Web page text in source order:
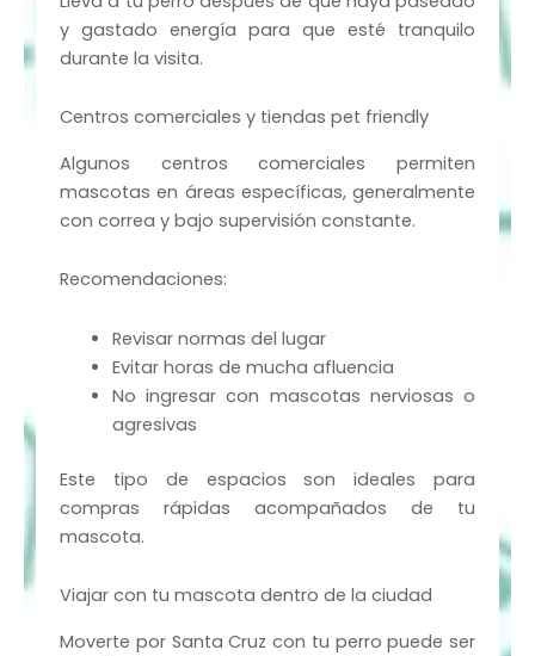
y gastado energía para que esté tranquilo
durante la visita.
Centros comerciales y tiendas pet friendly
Algunos centros comerciales permiten
mascotas en áreas específicas, generalmente
con correa y bajo supervisión constante.
Recomendaciones:
Revisar normas del lugar
Evitar horas de mucha afluencia
No ingresar con mascotas nerviosas o
agresivas
Este tipo de espacios son ideales para
compras rápidas acompañados de tu
mascota.
Viajar con tu mascota dentro de la ciudad
Moverte por Santa Cruz con tu perro puede ser